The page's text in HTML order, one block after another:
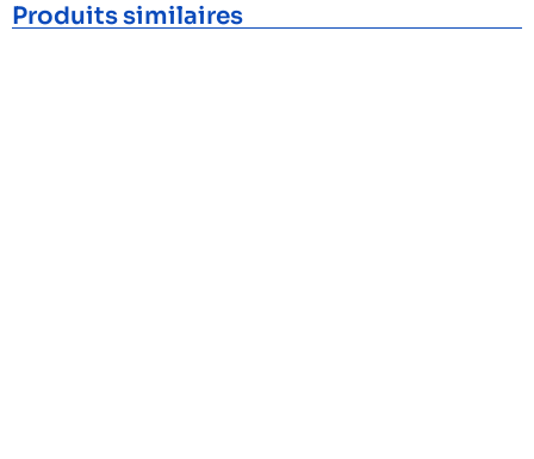
Produits similaires